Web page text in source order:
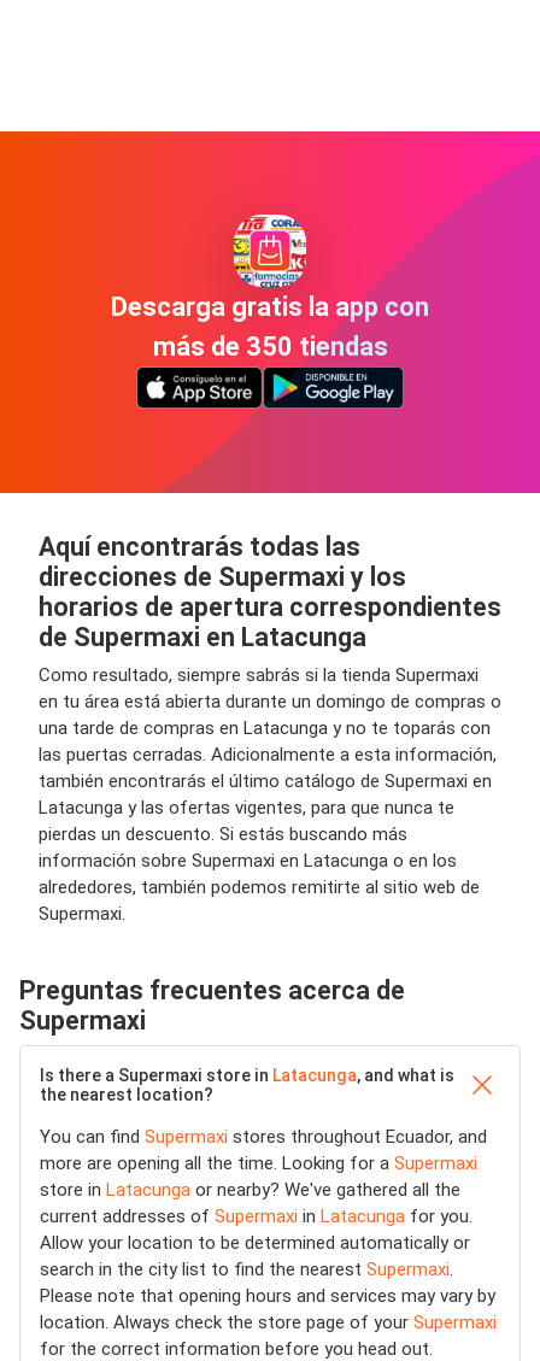
Descarga gratis la app con
más de 350 tiendas
Aquí encontrarás todas las
direcciones de Supermaxi y los
horarios de apertura correspondientes
de Supermaxi en Latacunga
Como resultado, siempre sabrás si la tienda Supermaxi
en tu área está abierta durante un domingo de compras o
una tarde de compras en Latacunga y no te toparás con
las puertas cerradas. Adicionalmente a esta información,
también encontrarás el último catálogo de Supermaxi en
Latacunga y las ofertas vigentes, para que nunca te
pierdas un descuento. Si estás buscando más
información sobre Supermaxi en Latacunga o en los
alrededores, también podemos remitirte al sitio web de
Supermaxi.
Preguntas frecuentes acerca de
Supermaxi
Is there a Supermaxi store in Latacunga, and what is
the nearest location?
You can find Supermaxi stores throughout Ecuador, and
more are opening all the time. Looking for a Supermaxi
store in Latacunga or nearby? We've gathered all the
current addresses of Supermaxi in Latacunga for you.
Allow your location to be determined automatically or
search in the city list to find the nearest Supermaxi.
Please note that opening hours and services may vary by
location. Always check the store page of your Supermaxi
for the correct information before you head out.